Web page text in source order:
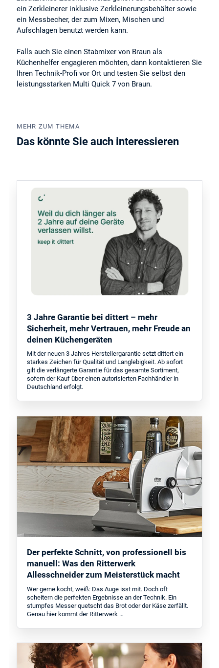
ein Zerkleinerer inklusive Zerkleinerungsbehälter sowie
ein Messbecher, der zum Mixen, Mischen und
Aufschlagen benutzt werden kann.
Falls auch Sie einen Stabmixer von Braun als
Küchenhelfer engagieren möchten, dann kontaktieren Sie
Ihren Technik-Profi vor Ort und testen Sie selbst den
leistungsstarken Multi Quick 7 von Braun.
MEHR ZUM THEMA
Das könnte Sie auch interessieren
3 Jahre Garantie bei dittert – mehr
Sicherheit, mehr Vertrauen, mehr Freude an
deinen Küchengeräten
Mit der neuen 3 Jahres Herstellergarantie setzt dittert ein
starkes Zeichen für Qualität und Langlebigkeit. Ab sofort
gilt die verlängerte Garantie für das gesamte Sortiment,
sofern der Kauf über einen autorisierten Fachhändler in
Deutschland erfolgt.
Der perfekte Schnitt, von professionell bis
manuell: Was den Ritterwerk
Allesschneider zum Meisterstück macht
Wer gerne kocht, weiß: Das Auge isst mit. Doch oft
scheitern die perfekten Ergebnisse an der Technik. Ein
stumpfes Messer quetscht das Brot oder der Käse zerfällt.
Genau hier kommt der Ritterwerk …